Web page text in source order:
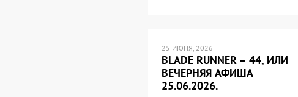
25 ИЮНЯ, 2026
BLADE RUNNER – 44, ИЛИ
ВЕЧЕРНЯЯ АФИША
25.06.2026.